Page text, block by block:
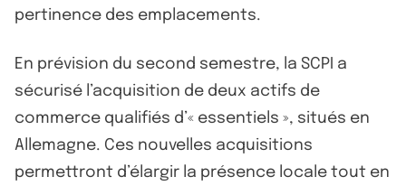
pertinence des emplacements.
En prévision du second semestre, la SCPI a
sécurisé l’acquisition de deux actifs de
commerce qualifiés d’« essentiels », situés en
Allemagne. Ces nouvelles acquisitions
permettront d’élargir la présence locale tout en